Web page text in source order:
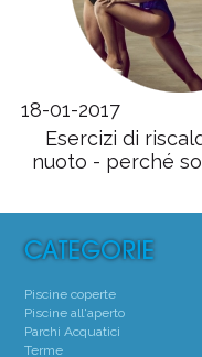
18-01-2017
Esercizi di
nuoto - perché
Piscine coperte
Piscine all'aperto
Parchi Acquatici
Terme